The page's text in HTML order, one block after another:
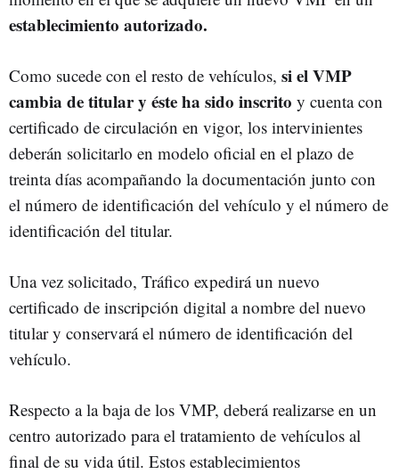
establecimiento autorizado.
Como sucede con el resto de vehículos, si el VMP
cambia de titular y éste ha sido inscrito y cuenta con
certificado de circulación en vigor, los intervinientes
deberán solicitarlo en modelo oficial en el plazo de
treinta días acompañando la documentación junto con
el número de identificación del vehículo y el número de
identificación del titular.
Una vez solicitado, Tráfico expedirá un nuevo
certificado de inscripción digital a nombre del nuevo
titular y conservará el número de identificación del
vehículo.
Respecto a la baja de los VMP, deberá realizarse en un
centro autorizado para el tratamiento de vehículos al
final de su vida útil. Estos establecimientos